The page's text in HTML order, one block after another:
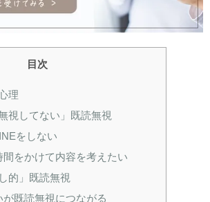
目次
理
視してない」既読無視
をしない
間をかけて内容を考えたい
的」既読無視
既読無視につながる